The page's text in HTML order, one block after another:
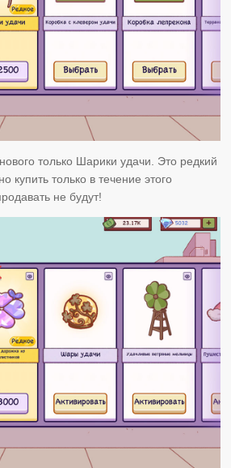
только Шарики удачи. Это редкий
купить только в течение этого
не будут!